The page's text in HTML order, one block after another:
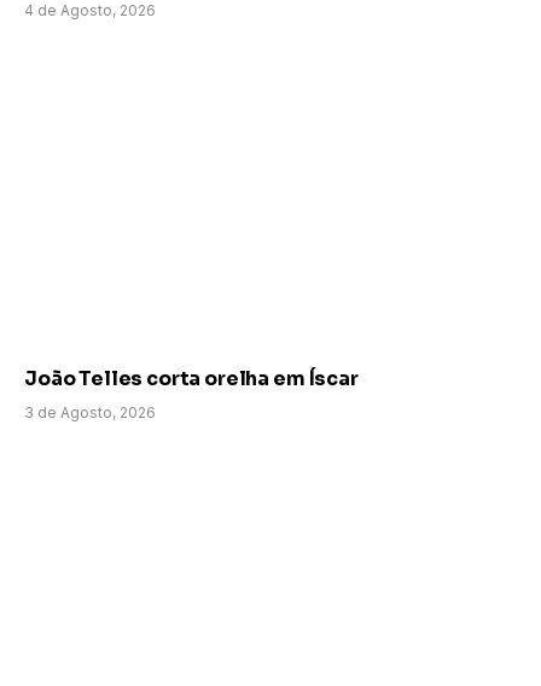
4 de Agosto, 2026
João Telles corta orelha em Íscar
3 de Agosto, 2026